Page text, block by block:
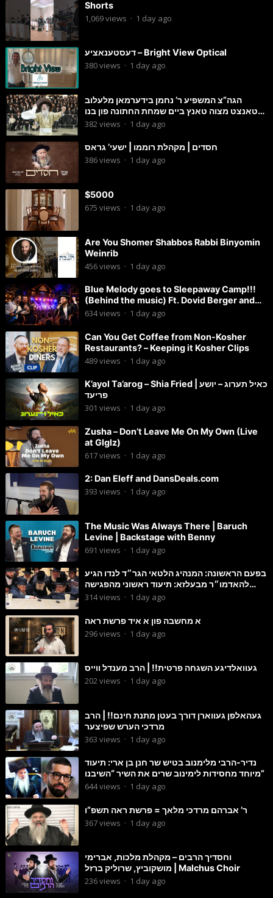
Shorts
1,069views · 1 day ago
דעסטענאציע – Bright View Optical
380views · 1 day ago
הגה”צ המשפיע ר’ נחמן בידערמאן מלעלוב
טאנצט מצוה טאנץ ביים שמחת החתונה פון בנו
החתן
382views · 1 day ago
חסדים | מקהלת רוממו | ישעי’ גראס
386views · 1 day ago
$5000
675 views · 1 day ago
Are You Shomer Shabbos Rabbi Binyomin
Weinrib
456views · 1 day ago
Blue Melody goes to Sleepaway Camp!!!
(Behind the music) Ft. Dovid Berger and
Chaim Brown
634views · 1 day ago
Can You Get Coffee from Non-Kosher
Restaurants? – Keeping it Kosher Clips
489views · 1 day ago
K’ayol Ta’arog – Shia Fried | כאיל תערוג – יושע
פריעד
301 views · 1 day ago
Zusha – Don’t Leave Me On My Own (Live
at Glglz)
617views · 1 day ago
2: Dan Eleff and DansDeals.com
393 views · 1 day ago
The Music Was Always There | Baruch
Levine | Backstage with Benny
691 views · 1 day ago
בפעם הראשונה: המנהיג הלטאי הגר״ד לנדו הגיע
להאדמו״ר מבעלזא: תיעוד ראשוני מהפגישה
הנדירה
314views · 1 day ago
א מחשבה פון א איד פרשת ראה
296views · 1 day ago
געוואלדיגע השגחה פרטית!! | הרב מענדל ווייס
202views · 1 day ago
געהאלפן געווארן דורך בעטן מתנת חינם!! | הרב
מרדכי הערש שפיצער
363 views · 1 day ago
נדיר-הרבי מלימנוב בטיש שר חנן בן ארי: תיעוד
מיוחד מחסידות לימינוב שרים את השיר “השיבנו”
644views · 1 day ago
ר’ אברהם מרדכי מלאך = פרשת ראה תשפ”ו
367views · 1 day ago
וחסדיך הרבים – מקהלת מלכות, אברימי
מושקוביץ, שרוליק ברזל | Malchus Choir
236views · 1 day ago